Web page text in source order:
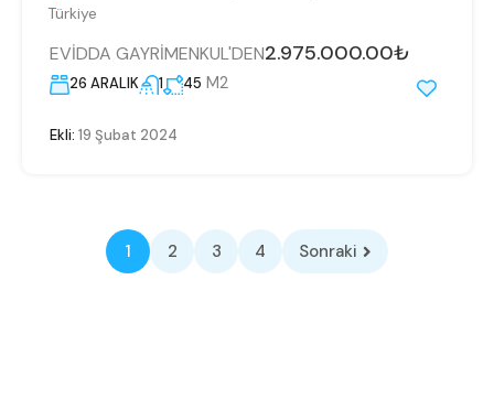
Türkiye
EVİDDA GAYRİMENKUL'DEN2.975.000.00₺
26 ARALIK 1 45 M2
Ekli: 19 Şubat 2024
1 2 3 4 Sonraki